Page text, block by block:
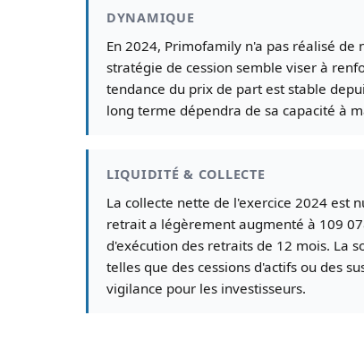
DYNAMIQUE
En 2024, Primofamily n'a pas réalisé
stratégie de cession semble viser à
tendance du prix de part est stable
long terme dépendra de sa capacité à
LIQUIDITÉ & COLLECTE
La collecte nette de l'exercice 2024 est
retrait a légèrement augmenté à 109
d'exécution des retraits de 12 mois. La
telles que des cessions d'actifs ou des
vigilance pour les investisseurs.